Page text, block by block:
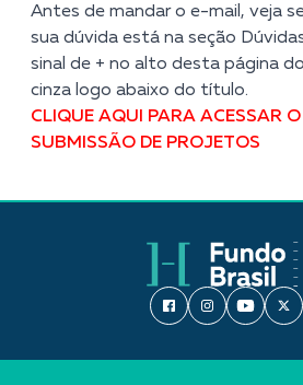
Antes de mandar o e-mail, veja
sua dúvida está na seção
sinal de + no alto desta página
cinza logo abaixo do título.
CLIQUE AQUI PARA ACESSAR
SUBMISSÃO DE PROJETOS